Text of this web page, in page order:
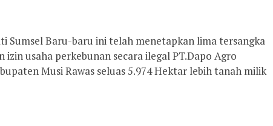
Sumsel Baru-baru ini telah menetapkan lima tersangka
usaha perkebunan secara ilegal PT.Dapo Agro
Musi Rawas seluas 5.974 Hektar lebih tanah milik